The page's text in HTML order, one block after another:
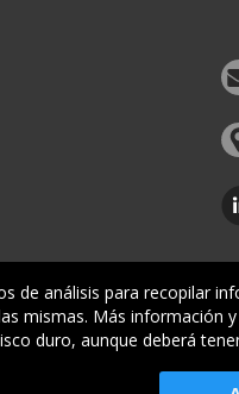
Elkargoa
de análisis para recopilar
mismas. Más
duro, aunque deberá